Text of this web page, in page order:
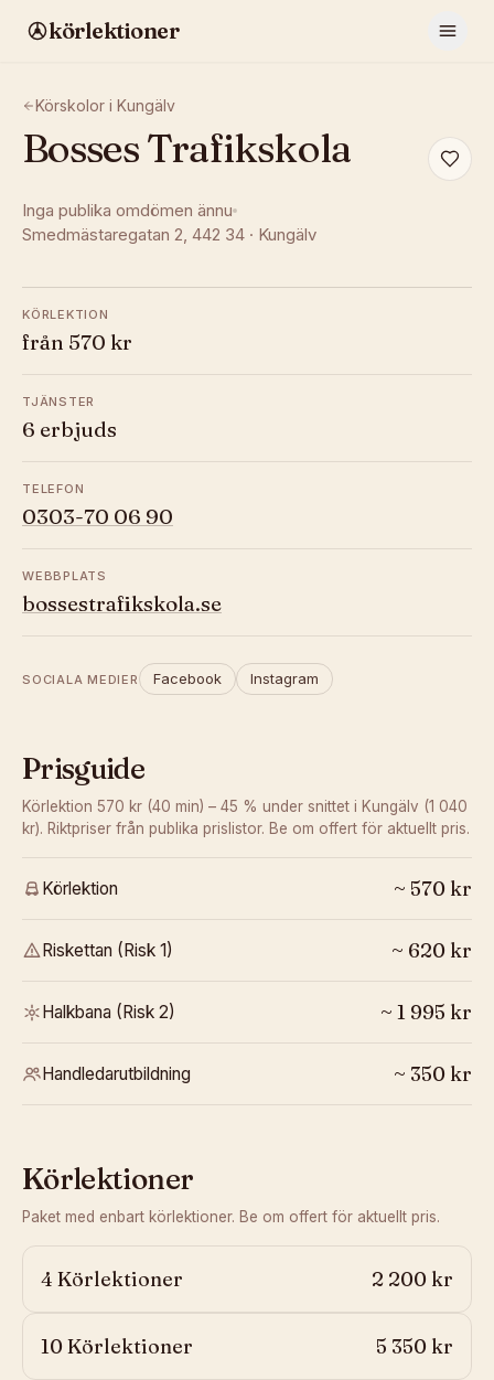
körlektioner
Körskolor i Kungälv
Bosses Trafikskola
Inga publika omdömen ännu
Smedmästaregatan 2, 442 34 · Kungälv
KÖRLEKTION
från 570 kr
TJÄNSTER
6 erbjuds
TELEFON
0303-70 06 90
WEBBPLATS
bossestrafikskola.se
SOCIALA MEDIER Facebook Instagram
Prisguide
Körlektion 570 kr (40 min) – 45 % under snittet i Kungälv (1 040
kr). Riktpriser från publika prislistor. Be om offert för aktuellt pris.
Körlektion ~ 570 kr
Riskettan (Risk 1) ~ 620 kr
Halkbana (Risk 2) ~ 1 995 kr
Handledarutbildning ~ 350 kr
Körlektioner
Paket med enbart körlektioner. Be om offert för aktuellt pris.
4 Körlektioner 2 200 kr
10 Körlektioner 5 350 kr